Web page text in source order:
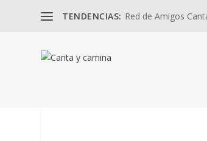
TENDENCIAS: Red de Amigos